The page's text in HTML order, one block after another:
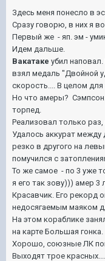
Здесь меня понесло в
Сразу говорю, в них я
Первый же - яп. эм -
Идем дальше.
Вакатаке убил
взял медаль "Двойной
скорость.... В целом для
Но что амеры? Сэмпсон.
торпед.
Реализовал только раз,
Удалось аккурат
резко в другого на
помучился с
То же самое - по 3 уже
я его так зову))) амер 3
Красавчик. Его рекорд
недосягаемым маяком
На этом кораблике
на карте Большая гонка.
Хорошо, союзные ЛК
Выходят трое